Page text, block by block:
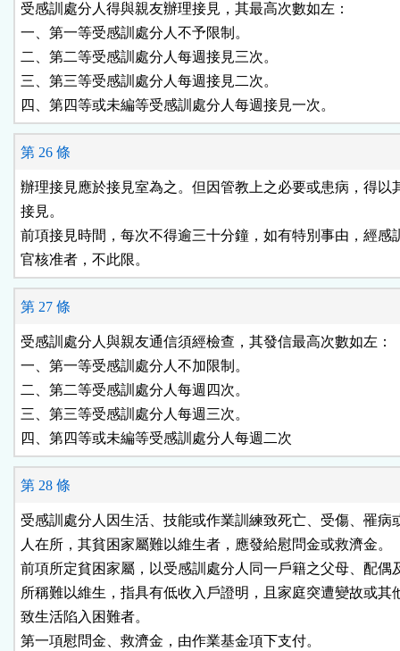
受感訓處分人得與親友辦理接見，其最高次數如左：
一、第一等受感訓處分人不予限制。
二、第二等受感訓處分人每週接見三次。
三、第三等受感訓處分人每週接見二次。
第 26 條
辦理接見應於接見室為之。但因管教上之必要或患病，得以
接見。
前項接見時間，每次不得逾三十分鐘，如有特別事由，經感
官核准者，不此限。
第 27 條
受感訓處分人與親友通信須經檢查，其發信最高次數如左：
一、第一等受感訓處分人不加限制。
二、第二等受感訓處分人每週四次。
三、第三等受感訓處分人每週三次。
第 28 條
受感訓處分人因生活、技能或作業訓練致死亡、受傷、罹病
人在所，其貧困家屬難以維生者，應發給慰問金或救濟金。
前項所定貧困家屬，以受感訓處分人同一戶籍之父母、配偶
所稱難以維生，指具有低收入戶證明，且家庭突遭變故或其
致生活陷入困難者。
第一項慰問金、救濟金，由作業基金項下支付。